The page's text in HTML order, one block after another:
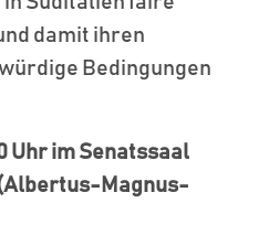
damit ihren
Bedingungen
Uhr im Senatssaal
Magnus-